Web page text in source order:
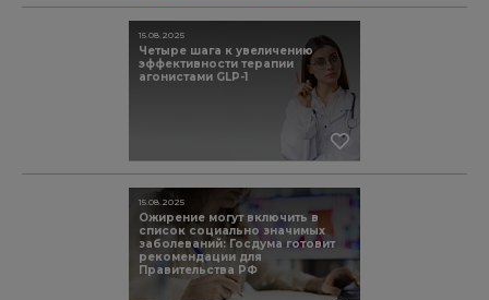
Четыре шага к увеличению
эффективности терапии
агонистами GLP-1
15.08.2025
Ожирение могут включить в
список социально значимых
заболеваний: Госдума готовит
рекомендации для
Правительства РФ
15.08.2025